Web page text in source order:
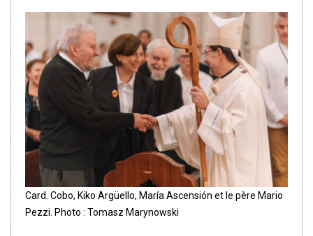
Card. Cobo, Kiko Argüello, María Ascensión et le père Mario
Pezzi. Photo : Tomasz Marynowski